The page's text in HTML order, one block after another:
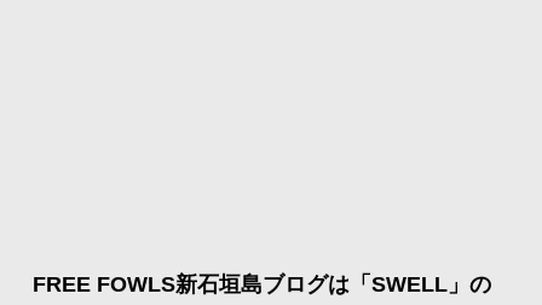
FREE FOWLS新石垣島ブログは「SWELL」の